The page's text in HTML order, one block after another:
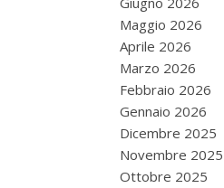
Maggio 2026
Aprile 2026
Marzo 2026
Febbraio 2026
Gennaio 2026
Dicembre 2025
Novembre 2025
Ottobre 2025